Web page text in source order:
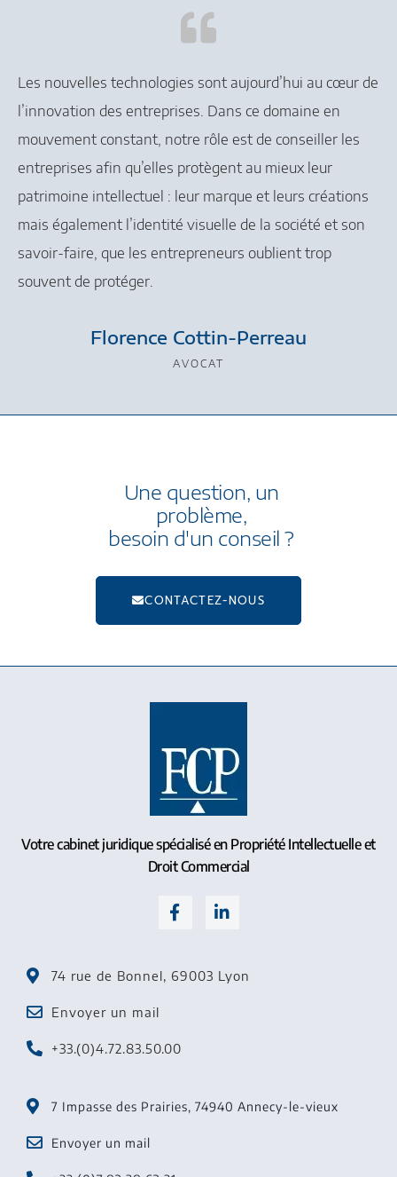
Les nouvelles technologies sont aujourd’hui au cœur de
l’innovation des entreprises. Dans ce domaine en
mouvement constant, notre rôle est de conseiller les
entreprises afin qu’elles protègent au mieux leur
patrimoine intellectuel : leur marque et leurs créations
mais également l’identité visuelle de la société et son
savoir-faire, que les entrepreneurs oublient trop
souvent de protéger.
Florence Cottin-Perreau
AVOCAT
Une question, un
problème,
besoin d'un conseil ?
CONTACTEZ-NOUS
Votre cabinet juridique spécialisé en Propriété Intellectuelle et
Droit Commercial
74 rue de Bonnel, 69003 Lyon
Envoyer un mail
+33.(0)4.72.83.50.00
7 Impasse des Prairies, 74940 Annecy-le-vieux
Envoyer un mail